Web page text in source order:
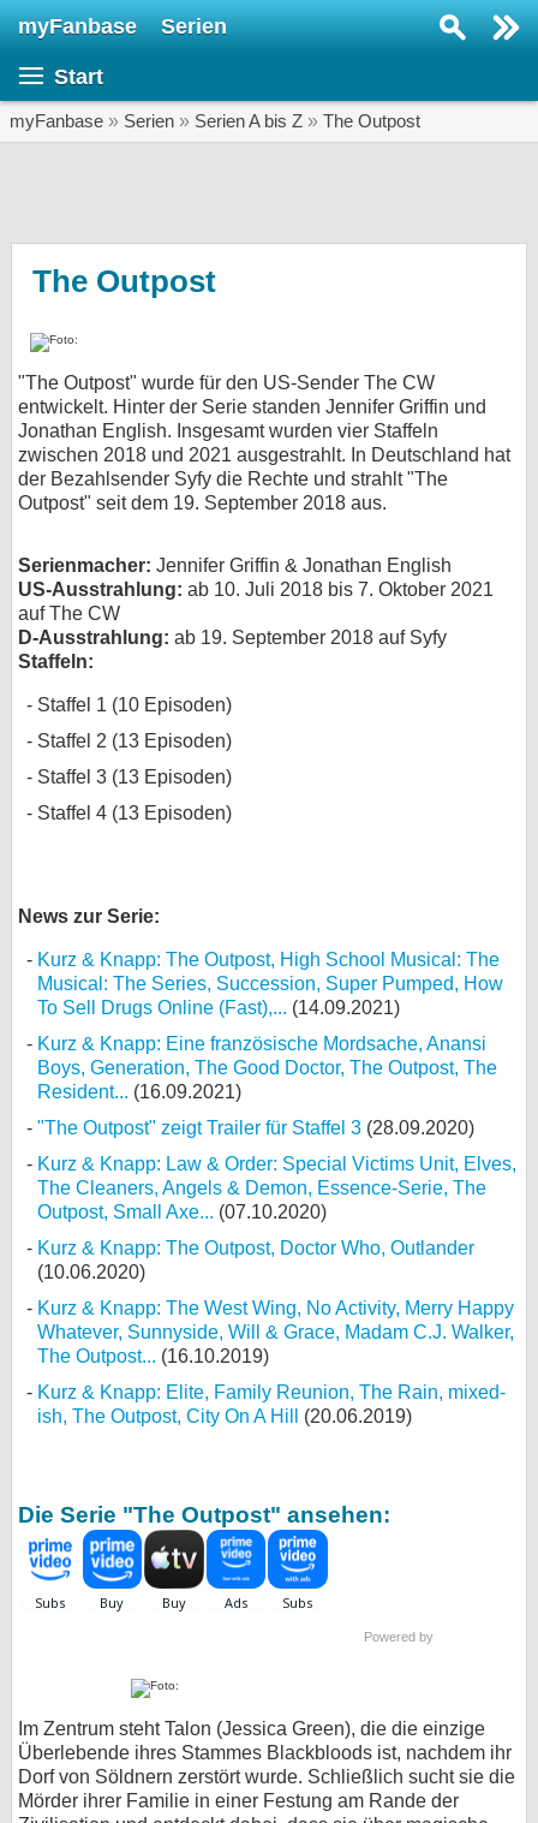
myFanbase Serien
Start
myFanbase » Serien » Serien A bis Z » The Outpost
The Outpost
"The Outpost" wurde für den US-Sender The CW
entwickelt. Hinter der Serie standen Jennifer Griffin und
Jonathan English. Insgesamt wurden vier Staffeln
zwischen 2018 und 2021 ausgestrahlt. In Deutschland hat
der Bezahlsender Syfy die Rechte und strahlt "The
Outpost" seit dem 19. September 2018 aus.
Serienmacher: Jennifer Griffin & Jonathan English
US-Ausstrahlung: ab 10. Juli 2018 bis 7. Oktober 2021
auf The CW
D-Ausstrahlung: ab 19. September 2018 auf Syfy
Staffeln:
Staffel 1 (10 Episoden)
Staffel 2 (13 Episoden)
Staffel 3 (13 Episoden)
Staffel 4 (13 Episoden)
News zur Serie:
Kurz & Knapp: The Outpost, High School Musical: The
Musical: The Series, Succession, Super Pumped, How
To Sell Drugs Online (Fast),... (14.09.2021)
Kurz & Knapp: Eine französische Mordsache, Anansi
Boys, Generation, The Good Doctor, The Outpost, The
Resident... (16.09.2021)
"The Outpost" zeigt Trailer für Staffel 3 (28.09.2020)
Kurz & Knapp: Law & Order: Special Victims Unit, Elves,
The Cleaners, Angels & Demon, Essence-Serie, The
Outpost, Small Axe... (07.10.2020)
Kurz & Knapp: The Outpost, Doctor Who, Outlander
(10.06.2020)
Kurz & Knapp: The West Wing, No Activity, Merry Happy
Whatever, Sunnyside, Will & Grace, Madam C.J. Walker,
The Outpost... (16.10.2019)
Kurz & Knapp: Elite, Family Reunion, The Rain, mixed-
ish, The Outpost, City On A Hill
(20.06.2019)
Die Serie "The Outpost" ansehen:
Powered by
Im Zentrum steht Talon (Jessica Green), die die einzige
Überlebende ihres Stammes Blackbloods ist, nachdem ihr
Dorf von Söldnern zerstört wurde. Schließlich sucht sie die
Mörder ihrer Familie in einer Festung am Rande der
SERIEN
Specials
SERVICE
Gewinnspiele
bei X
Desktop-Ansicht
myFanbase